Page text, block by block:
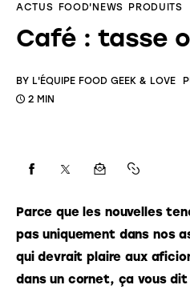
Food’Life
ACTUS FOOD'NEWS PRODUITS
Café : tasse
BY L'ÉQUIPE FOOD GEEK & LOVE
2 MIN
Parce que les nouvelles
pas uniquement dans nos
qui devrait plaire aux
dans un cornet, ça vous dit